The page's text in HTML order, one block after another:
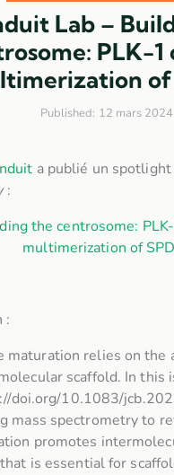
Lab –
PLK-1
of
Published: 12 mars 2024
a publié un
:
the centrosome:
multimerization of
:
maturation relies on the
scaffold. In this
doi.org/10.1083/
mass spectrometry to
promotes
is essential for